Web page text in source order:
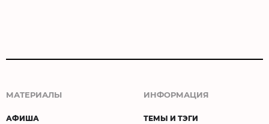
МАТЕРИАЛЫ
АФИША
ИНФОРМАЦИЯ
ТЕМЫ И ТЭГИ